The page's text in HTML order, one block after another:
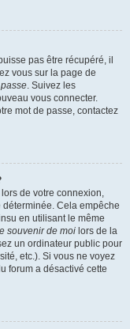
pas être récupéré, il
vous sur la page de
. Suivez les
vous connecter.
mot de passe, contactez
lors de votre connexion,
Cela empêche
en utilisant le même
souvenir de moi lors de la
un ordinateur public pour
etc.). Si vous ne voyez
forum a désactivé cette